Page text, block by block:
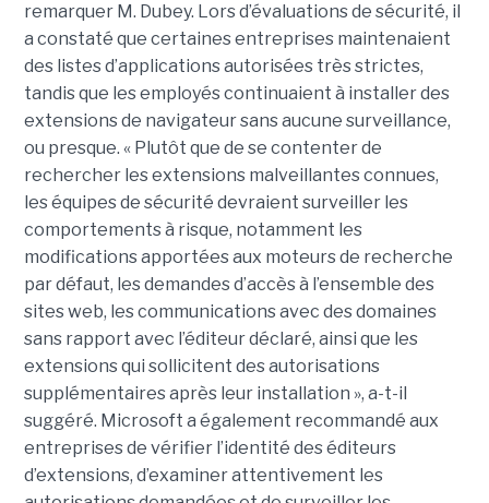
remarquer M. Dubey. Lors d’évaluations de sécurité, il
a constaté que certaines entreprises maintenaient
des listes d’applications autorisées très strictes,
tandis que les employés continuaient à installer des
extensions de navigateur sans aucune surveillance,
ou presque. « Plutôt que de se contenter de
rechercher les extensions malveillantes connues,
les équipes de sécurité devraient surveiller les
comportements à risque, notamment les
modifications apportées aux moteurs de recherche
par défaut, les demandes d’accès à l’ensemble des
sites web, les communications avec des domaines
sans rapport avec l’éditeur déclaré, ainsi que les
extensions qui sollicitent des autorisations
supplémentaires après leur installation », a-t-il
suggéré. Microsoft a également recommandé aux
entreprises de vérifier l’identité des éditeurs
d’extensions, d’examiner attentivement les